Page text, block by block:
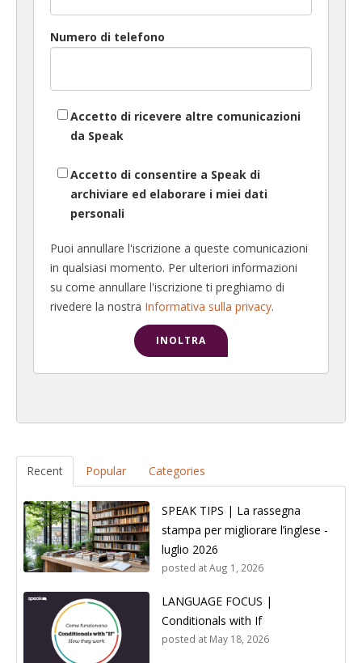
Numero di telefono
Accetto di ricevere altre comunicazioni
da Speak
Accetto di consentire a Speak di
archiviare ed elaborare i miei dati
personali
Puoi annullare l'iscrizione a queste comunicazioni
in qualsiasi momento. Per ulteriori informazioni
su come annullare l'iscrizione ti preghiamo di
rivedere la nostra Informativa sulla privacy.
Recent Popular Categories
SPEAK TIPS | La rassegna
stampa per migliorare l’inglese -
luglio 2026
posted atAug 1, 2026
LANGUAGE FOCUS |
Conditionals with If
posted at May 18, 2026